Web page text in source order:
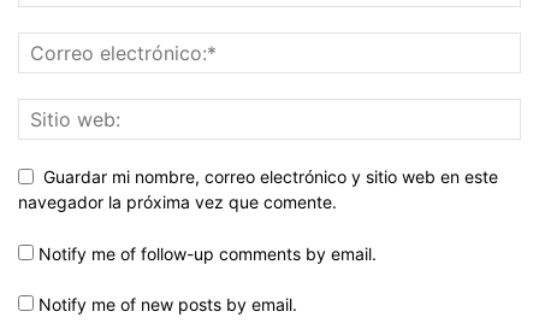
Guardar mi nombre, correo electrónico y sitio web en este
navegador la próxima vez que comente.
Notify me of follow-up comments by email.
Notify me of new posts by email.